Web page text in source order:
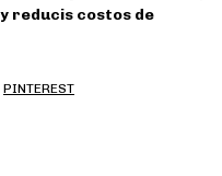
reducis costos de
PINTEREST